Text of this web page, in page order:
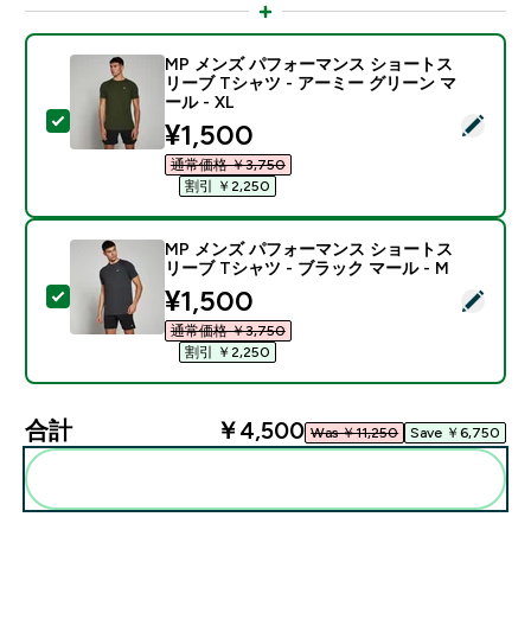
この商品を選択 - MP メンズ パフォーマンス ショー
MP メンズ パフォーマンス ショートス
リーブ Tシャツ - アーミー グリーン マ
ール - XL
discounted price
¥1,500‎
通常価格 ￥3,750‎
割引 ￥2,250‎
この商品を選択 - MP メンズ パフォーマンス ショー
MP メンズ パフォーマンス ショートス
リーブ Tシャツ - ブラック マール - M
discounted price
¥1,500‎
通常価格 ￥3,750‎
割引 ￥2,250‎
合計 ￥4,500‎ Was ￥11,250‎ Save ￥6,750‎